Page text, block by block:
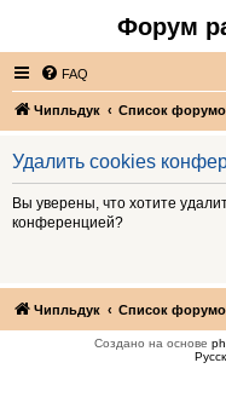
Форум
FAQ
Чипльдук Список
Удалить cookies
Вы уверены, что хотите
конференцией?
Чипльдук Список
Создано на основе